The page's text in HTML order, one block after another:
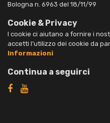
Bologna n. 6963 del 18/11/99
Cookie & Privacy
I cookie ci aiutano a fornire i
accetti l’utilizzo dei cookie da
Informazioni
Continua a seguirci